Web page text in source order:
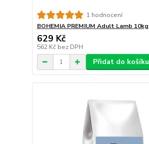
1 hodnocení
BOHEMIA PREMIUM Adult Lamb 10kg
629 Kč
562 Kč bez DPH
Přidat do košíku